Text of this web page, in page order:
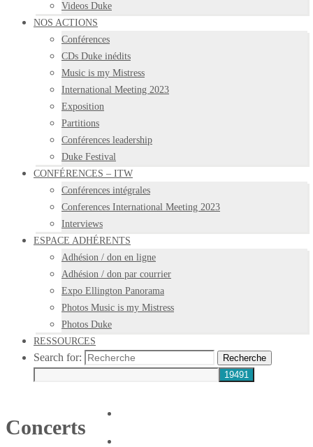
Videos Duke
NOS ACTIONS
Conférences
CDs Duke inédits
Music is my Mistress
International Meeting 2023
Exposition
Partitions
Conférences leadership
Duke Festival
CONFÉRENCES – ITW
Conférences intégrales
Conferences International Meeting 2023
Interviews
ESPACE ADHÉRENTS
Adhésion / don en ligne
Adhésion / don par courrier
Expo Ellington Panorama
Photos Music is my Mistress
Photos Duke
RESSOURCES
Search for: Recherche
Concerts